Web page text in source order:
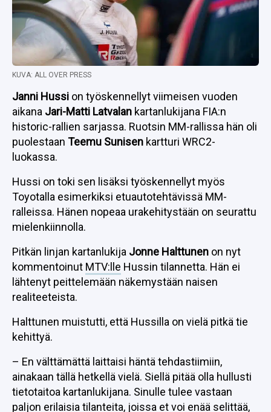
KUVA: ALL OVER PRESS
Janni Hussi on työskennellyt viimeisen vuoden
aikana Jari-Matti Latvalan kartanlukijana FIA:n
historic-rallien sarjassa. Ruotsin MM-rallissa hän oli
puolestaan Teemu Sunisen kartturi WRC2-
luokassa.
Hussi on toki sen lisäksi työskennellyt myös
Toyotalla esimerkiksi etuautotehtävissä MM-
ralleissa. Hänen nopeaa urakehitystään on seurattu
mielenkiinnolla.
Pitkän linjan kartanlukija Jonne Halttunen on nyt
kommentoinut MTV:lle Hussin tilannetta. Hän ei
lähtenyt peittelemään näkemystään naisen
realiteeteista.
Halttunen muistutti, että Hussilla on vielä pitkä tie
kehittyä.
– En välttämättä laittaisi häntä tehdastiimiin,
ainakaan tällä hetkellä vielä. Siellä pitää olla hullusti
tietotaitoa kartanlukijana. Sinulle tulee vastaan
paljon erilaisia tilanteita, joissa et voi enää selittää,